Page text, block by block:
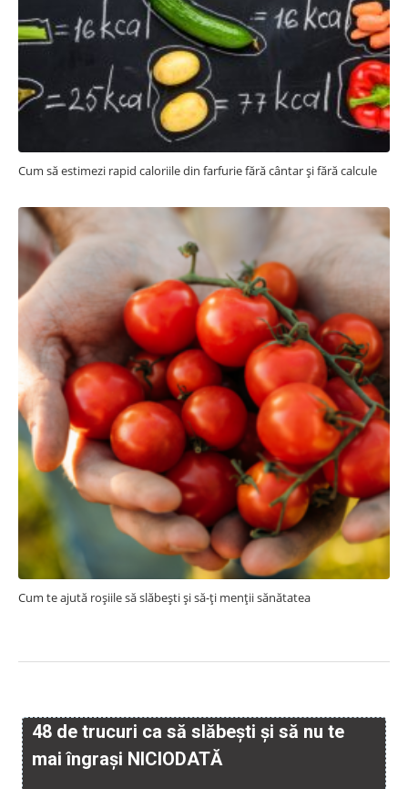
Cum să estimezi rapid caloriile din farfurie fără cântar și fără calcule
Cum te ajută roșiile să slăbești și să-ți menții sănătatea